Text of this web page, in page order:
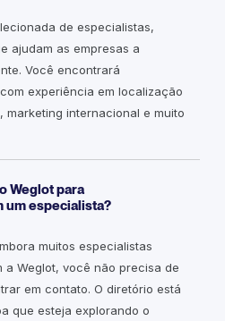
de especialistas,
ajudam as empresas a
Você encontrará
experiência em localização
marketing internacional e muito
Weglot para
um especialista?
muitos especialistas
a Weglot, você não precisa de
em contato. O diretório está
que esteja explorando o